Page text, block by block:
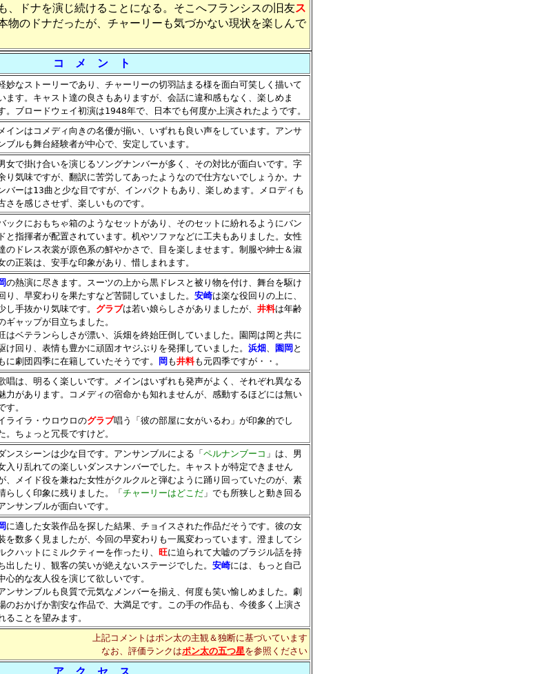
、ドナを演じ続けることになる。そこへフランシスの旧友ス
物のドナだったが、チャーリーも気づかない現状を楽しんで
コ メ ン ト
妙なストーリーであり、チャーリーの切羽詰まる様を面白可笑しく描いて
ます。キャスト達の良さもありますが、会話に違和感もなく、楽しめま
。ブロードウェイ初演は1948年で、日本でも何度か上演されたようです。
インはコメディ向きの名優が揃い、いずれも良い声をしています。アンサ
ブルも舞台経験者が中心で、安定しています。
女で掛け合いを演じるソングナンバーが多く、その対比が面白いです。字
り気味ですが、翻訳に苦労してあったようなので仕方ないでしょうか。ナ
バーは13曲と少な目ですが、インパクトもあり、楽しめます。メロディも
さを感じさせず、楽しいものです。
ックにおもちゃ箱のようなセットがあり、そのセットに紛れるようにバン
ドと指揮者が配置されています。机やソファなどに工夫もありました。女性
のドレス衣裳が原色系の鮮やかさで、目を楽しませます。制服や紳士＆淑
の正装は、安手な印象があり、惜しまれます。
の熱演に尽きます。スーツの上から黒ドレスと被り物を付け、舞台を駆け
り、早変わりを果たすなど苦闘していました。 安崎は楽な役回りの上に、
し手抜かり気味です。 グラブは若い娘らしさがありましたが、 井料は年齢
ギャップが目立ちました。
はベテランらしさが漂い、浜畑を終始圧倒していました。園岡は岡と共に
け回り、表情も豊かに頑固オヤジぶりを発揮していました。 浜畑 、 園岡 と
に劇団四季に在籍していたそうです。
岡 も井料も元四季ですが・・。
唱は、明るく楽しいです。メインはいずれも発声がよく、それぞれ異なる
力があります。コメディの宿命かも知れませんが、感動するほどには無い
す。
ライラ・ウロウロのグラブ唱う「彼の部屋に女がいるわ」が印象的でし
。ちょっと冗長ですけど。
ンスシーンは少な目です。アンサンブルによる「 ペルナンブーコ 」は、男
入り乱れての楽しいダンスナンバーでした。キャストが特定できません
、メイド役を兼ねた女性がクルクルと弾むように踊り回っていたのが、素
らしく印象に残りました。「 チャーリーはどこだ 」でも所狭しと動き回る
ンサンブルが面白いです。
に適した女装作品を探した結果、チョイスされた作品だそうです。彼の女
を数多く見ましたが、今回の早変わりも一風変わっています。澄ましてシ
クハットにミルクティーを作ったり、 旺に迫られて大嘘のブラジル話を持
出したり、観客の笑いが絶えないステージでした。 安崎には、もっと自己
心的な友人役を演じて欲しいです。
ンサンブルも良質で元気なメンバーを揃え、何度も笑い愉しめました。劇
のおかげか割安な作品で、大満足です。この手の作品も、今後多く上演さ
ることを望みます。
上記コメントはポン太の主観＆独断に基づいています
なお、評価ランクはポン太の五つ星を参照ください